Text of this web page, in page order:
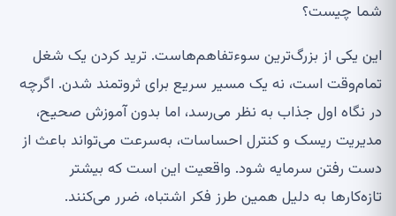
شما چیست؟
این یکی از بزرگ‌ترین سوءتفاهم‌هاست. ترید کردن یک شغل
تمام‌وقت است، نه یک مسیر سریع برای ثروتمند شدن. اگرچه
در نگاه اول جذاب به نظر می‌رسد، اما بدون آموزش صحیح،
مدیریت ریسک و کنترل احساسات، به‌سرعت می‌تواند باعث از
دست رفتن سرمایه شود. واقعیت این است که بیشتر
تازه‌کارها به دلیل همین طرز فکر اشتباه، ضرر می‌کنند.